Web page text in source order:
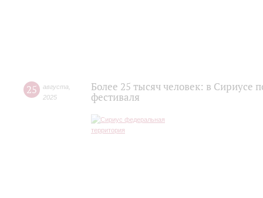
25 августа
2025
Более 25 тысяч человек: в Сириусе
фестиваля